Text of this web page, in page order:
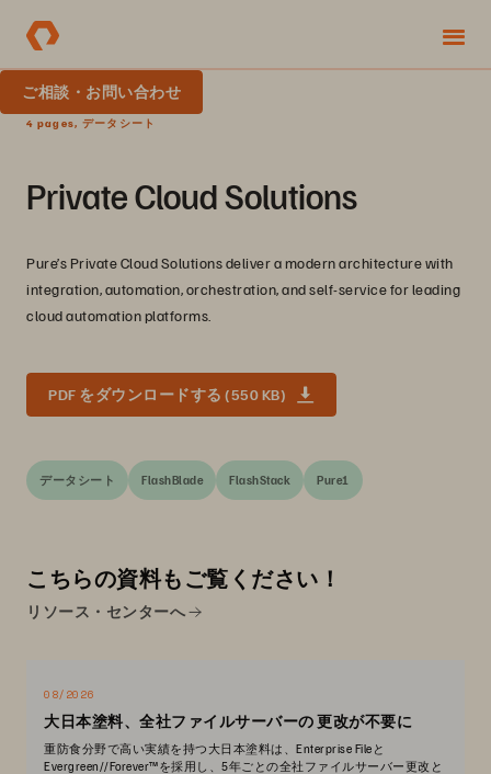
ご相談・お問い合わせ
4 pages, データシート
Private Cloud Solutions
Pure’s Private Cloud Solutions deliver a modern architecture with
integration, automation, orchestration, and self-service for leading
cloud automation platforms.
PDF をダウンロードする (550 KB)
データシート FlashBlade FlashStack Pure1
こちらの資料もご覧ください！
リソース・センターへ
08/2026
大日本塗料、全社ファイルサーバーの 更改が不要に
重防食分野で高い実績を持つ大日本塗料は、Enterprise Fileと
Evergreen//Forever™を採用し、5年ごとの全社ファイルサーバー更改と